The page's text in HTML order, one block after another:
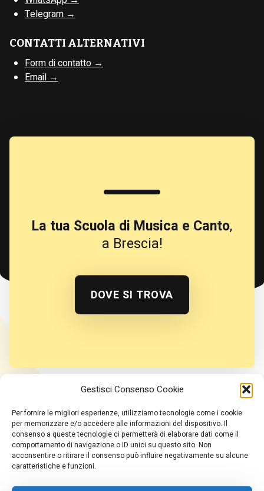
Gestisci Consenso Cookie
Per fornire le migliori esperienze, utilizziamo tecnologie come i cookie
per memorizzare e/o accedere alle informazioni del dispositivo. Il
consenso a queste tecnologie ci permetterà di elaborare dati come il
comportamento di navigazione o ID unici su questo sito. Non
acconsentire o ritirare il consenso può influire negativamente su alcune
caratteristiche e funzioni.
Telegram →
CONTATTI ALTERNATIVI
Form di contatto →
Email →
La tua Scuola di Musica e Canto,
a Brescia!
DOVE SI TROVA
TikTok InstagramYouTube
Home
Insegnante
Corsi
Contatti